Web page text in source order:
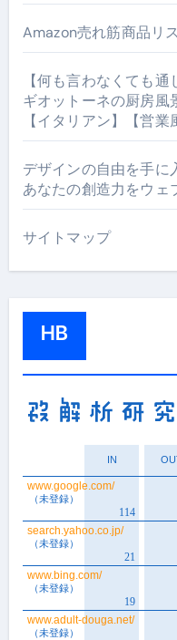
Amazon売れ筋商品リ
【何も言わなくても
ギオットーネの厨房風
【イタリアン】【営業
デザインの自由を手
あなたの創造力をウ
サイトマップ
HB